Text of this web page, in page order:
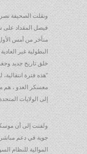
ونقلت الصحيفة تصريحات
فيصل المقداد على شاشة
متأخر من أمس الأول
البطولية غير العادية من
خلق تاريخ جديد وجغرافيا
“هذه فترة انتقالية، ليس
معسكر العدو ، هم من
إلى الولايات المتحدة
ولفتت إلى أن موسكو
جوية في دعم مباشر
الموالية للنظام السوري